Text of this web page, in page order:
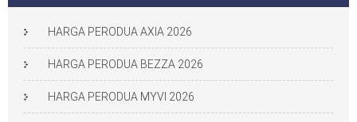
HARGA PERODUA AXIA 2026
HARGA PERODUA BEZZA 2026
HARGA PERODUA MYVI 2026